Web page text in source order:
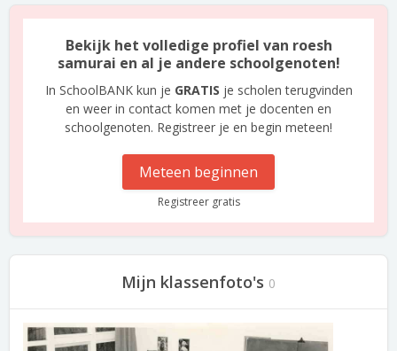
Bekijk het volledige profiel van roesh
samurai en al je andere schoolgenoten!
In SchoolBANK kun je GRATIS je scholen terugvinden
en weer in contact komen met je docenten en
schoolgenoten. Registreer je en begin meteen!
Meteen beginnen
Registreer gratis
Mijn klassenfoto's 0